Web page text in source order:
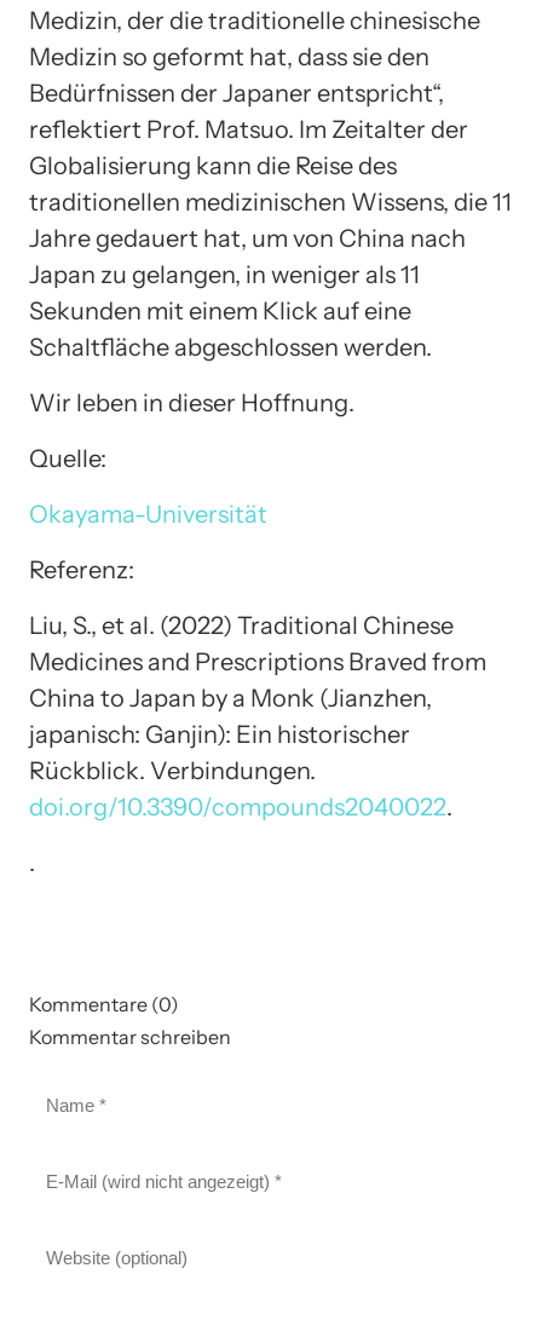
Medizin, der die traditionelle chinesische
Medizin so geformt hat, dass sie den
Bedürfnissen der Japaner entspricht“,
reflektiert Prof. Matsuo. Im Zeitalter der
Globalisierung kann die Reise des
traditionellen medizinischen Wissens, die 11
Jahre gedauert hat, um von China nach
Japan zu gelangen, in weniger als 11
Sekunden mit einem Klick auf eine
Schaltfläche abgeschlossen werden.
Wir leben in dieser Hoffnung.
Quelle:
Okayama-Universität
Referenz:
Liu, S., et al. (2022) Traditional Chinese
Medicines and Prescriptions Braved from
China to Japan by a Monk (Jianzhen,
japanisch: Ganjin): Ein historischer
Rückblick. Verbindungen.
doi.org/10.3390/compounds2040022.
.
Kommentare (0)
Kommentar schreiben